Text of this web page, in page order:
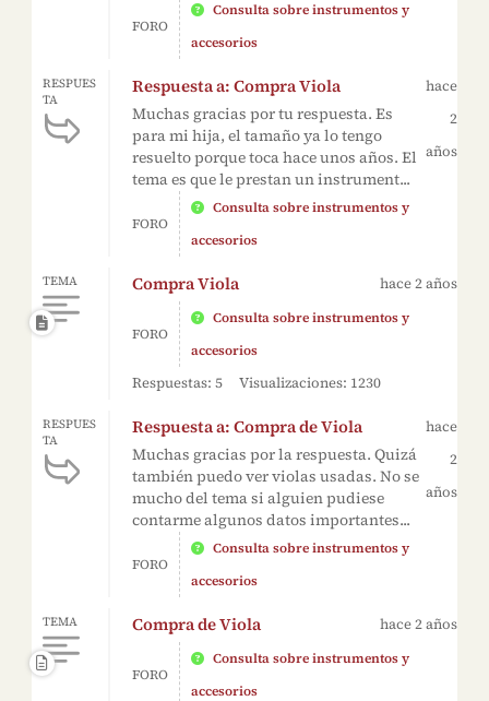
FORO
Consulta sobre instrumentos y
accesorios
RESPUES
TA
Respuesta a: Compra Viola
Muchas gracias por tu respuesta. Es
para mi hija, el tamaño ya lo tengo
resuelto porque toca hace unos años. El
tema es que le prestan un instrument...
hace
2
años
FORO
Consulta sobre instrumentos y
accesorios
TEMA Compra Viola hace 2 años
FORO
Consulta sobre instrumentos y
accesorios
Respuestas: 5 Visualizaciones: 1230
RESPUES
TA
Respuesta a: Compra de Viola
Muchas gracias por la respuesta. Quizá
también puedo ver violas usadas. No se
mucho del tema si alguien pudiese
contarme algunos datos importantes...
hace
2
años
FORO
Consulta sobre instrumentos y
accesorios
TEMA Compra de Viola hace 2 años
FORO
Consulta sobre instrumentos y
accesorios